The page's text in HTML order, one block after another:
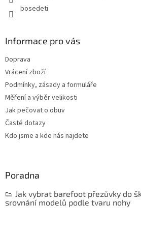
bosedeti
Informace pro vás
Doprava
Vrácení zboží
Podmínky, zásady a formuláře
Měření a výběr velikosti
Jak pečovat o obuv
Časté dotazy
Kdo jsme a kde nás najdete
Poradna
👟 Jak vybrat barefoot přezůvky do
srovnání modelů podle tvaru nohy